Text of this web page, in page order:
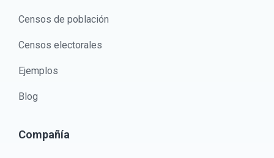
Censos de población
Censos electorales
Ejemplos
Blog
Compañía